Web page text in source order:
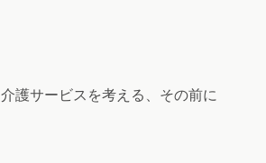
介護サービスを考える、その前に